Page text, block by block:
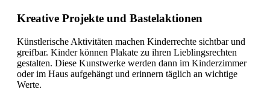
Kreative Projekte und Bastelaktionen
Künstlerische Aktivitäten machen Kinderrechte sichtbar und
greifbar. Kinder können Plakate zu ihren Lieblingsrechten
gestalten. Diese Kunstwerke werden dann im Kinderzimmer
oder im Haus aufgehängt und erinnern täglich an wichtige
Werte.